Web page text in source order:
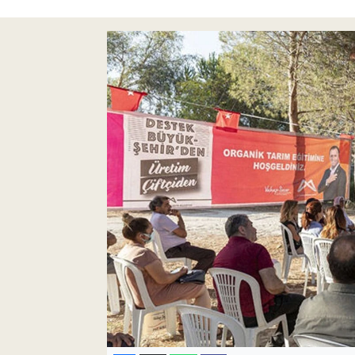
Pankobirlik
Et fiyatları
Tarım Bilgisi
Yetiştirici Soruyor
Dünyada Tarım
Üretici Birlikleri
Şeker ve Şekerli Mamüller
Tahıllar ve Baklagiller